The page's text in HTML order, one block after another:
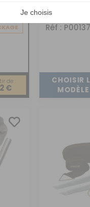
de :
€
Soplair
Réf :
CHOISIR
MODÈLE